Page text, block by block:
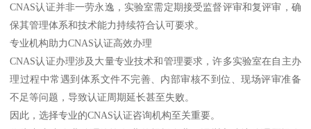
CNAS认证并非一劳永逸，实验室需定期接受监督评审和复评审，确
保其管理体系和技术能力持续符合认可要求。
专业机构助力CNAS认证高效办理
CNAS认证办理涉及大量专业技术和管理要求，许多实验室在自主办
理过程中常遇到体系文件不完善、内部审核不到位、现场评审准备
不足等问题，导致认证周期延长甚至失败。
因此，选择专业的CNAS认证咨询机构至关重要。